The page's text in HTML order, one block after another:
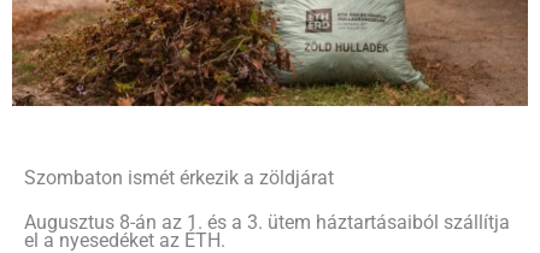
Szombaton ismét érkezik a zöldjárat
Augusztus 8-án az 1. és a 3. ütem háztartásaiból szállítja
el a nyesedéket az ÉTH.